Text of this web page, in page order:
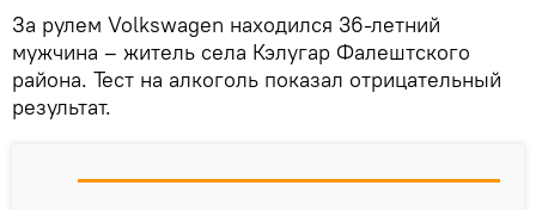
За рулем Volkswagen находился 36-летний
мужчина – житель села Кэлугар Фалештского
района. Тест на алкоголь показал отрицательный
результат.